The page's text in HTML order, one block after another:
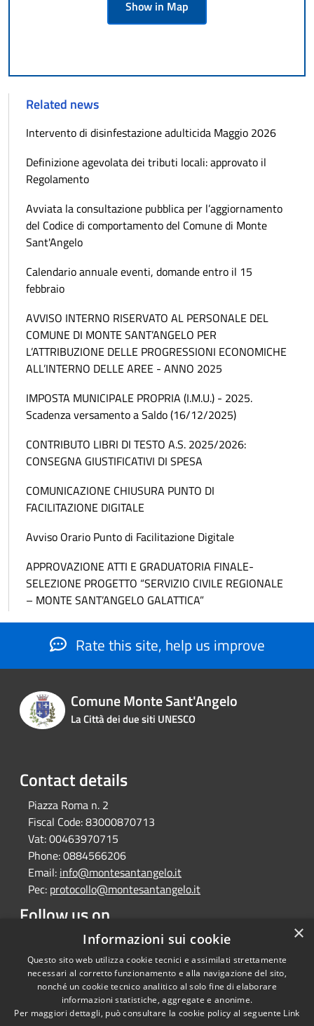
Show in Map
Related news
Intervento di disinfestazione adulticida Maggio 2026
Definizione agevolata dei tributi locali: approvato il
Regolamento
Avviata la consultazione pubblica per l’aggiornamento
del Codice di comportamento del Comune di Monte
Sant'Angelo
Calendario annuale eventi, domande entro il 15
febbraio
AVVISO INTERNO RISERVATO AL PERSONALE DEL
COMUNE DI MONTE SANT’ANGELO PER
L’ATTRIBUZIONE DELLE PROGRESSIONI ECONOMICHE
ALL’INTERNO DELLE AREE - ANNO 2025
IMPOSTA MUNICIPALE PROPRIA (I.M.U.) - 2025.
Scadenza versamento a Saldo (16/12/2025)
CONTRIBUTO LIBRI DI TESTO A.S. 2025/2026:
CONSEGNA GIUSTIFICATIVI DI SPESA
COMUNICAZIONE CHIUSURA PUNTO DI
FACILITAZIONE DIGITALE
Avviso Orario Punto di Facilitazione Digitale
APPROVAZIONE ATTI E GRADUATORIA FINALE-
SELEZIONE PROGETTO “SERVIZIO CIVILE REGIONALE
– MONTE SANT’ANGELO GALATTICA”
Rate this site, help us improve
Comune Monte Sant'Angelo
La Città dei due siti UNESCO
Contact details
Piazza Roma n. 2
Fiscal Code:83000870713
Vat:00463970715
Phone:0884566206
Email: info@montesantangelo.it
Pec: protocollo@montesantangelo.it
Follow us on
FacebookYoutubeInstagramTelegramWhatsapp
RSS
Copyright © 2026 • Comune
×
Informazioni sui cookie
Questo sito web utilizza cookie tecnici e assimilati strettamente
necessari al corretto funzionamento e alla navigazione del sito,
nonché un cookie tecnico analitico al solo fine di elaborare
informazioni statistiche, aggregate e anonime.
Per maggiori dettagli, può consultare la cookie policy al seguente Link